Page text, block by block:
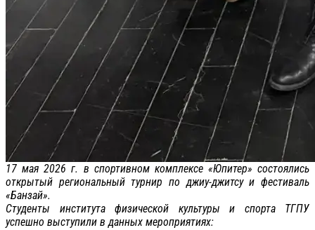
17 мая 2026 г. в спортивном комплексе «Юпитер» состоялись
открытый региональный турнир по джиу-джитсу и фестиваль
«Банзай».
Студенты института физической культуры и спорта ТГПУ
успешно выступили в данных мероприятиях: